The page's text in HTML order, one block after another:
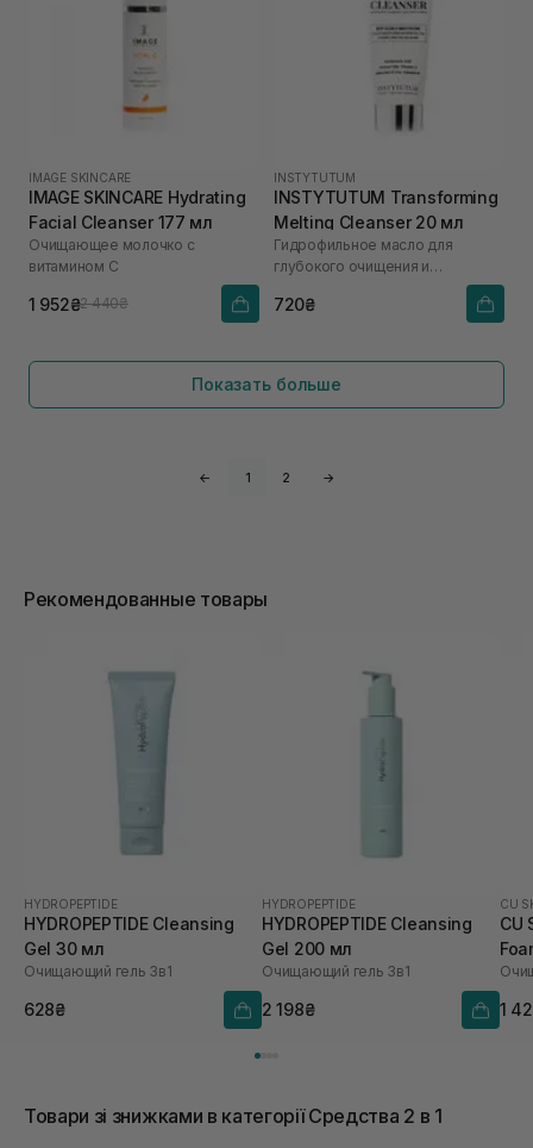
IMAGE SKINCARE
IMAGE SKINCARE Hydrating
Facial Cleanser 177 мл
Очищающее молочко с
витамином C
1 952₴2 440₴
INSTYTUTUM
INSTYTUTUM Transforming
Melting Cleanser 20 мл
Гидрофильное масло для
глубокого очищения и
720₴
Показать больше
← 1 2 →
Рекомендованные товары
HYDROPEPTIDE
HYDROPEPTIDE Cleansing
Gel 30 мл
Очищающий гель 3в1
628₴
HYDROPEPTIDE
HYDROPEPTIDE Cleansing
Gel 200 мл
Очищающий гель 3в1
2 198₴
CU
CU
1
Товари зі знижками в категорії Средства 2 в 1